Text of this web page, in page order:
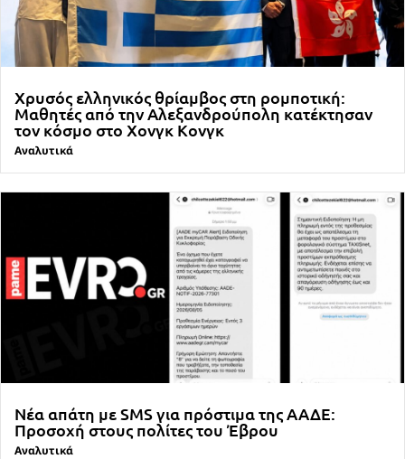
Χρυσός ελληνικός θρίαμβος στη ρομποτική:
Μαθητές από την Αλεξανδρούπολη κατέκτησαν
τον κόσμο στο Χονγκ Κονγκ
Αναλυτικά
Νέα απάτη με SMS για πρόστιμα της ΑΑΔΕ:
Προσοχή στους πολίτες του Έβρου
Αναλυτικά